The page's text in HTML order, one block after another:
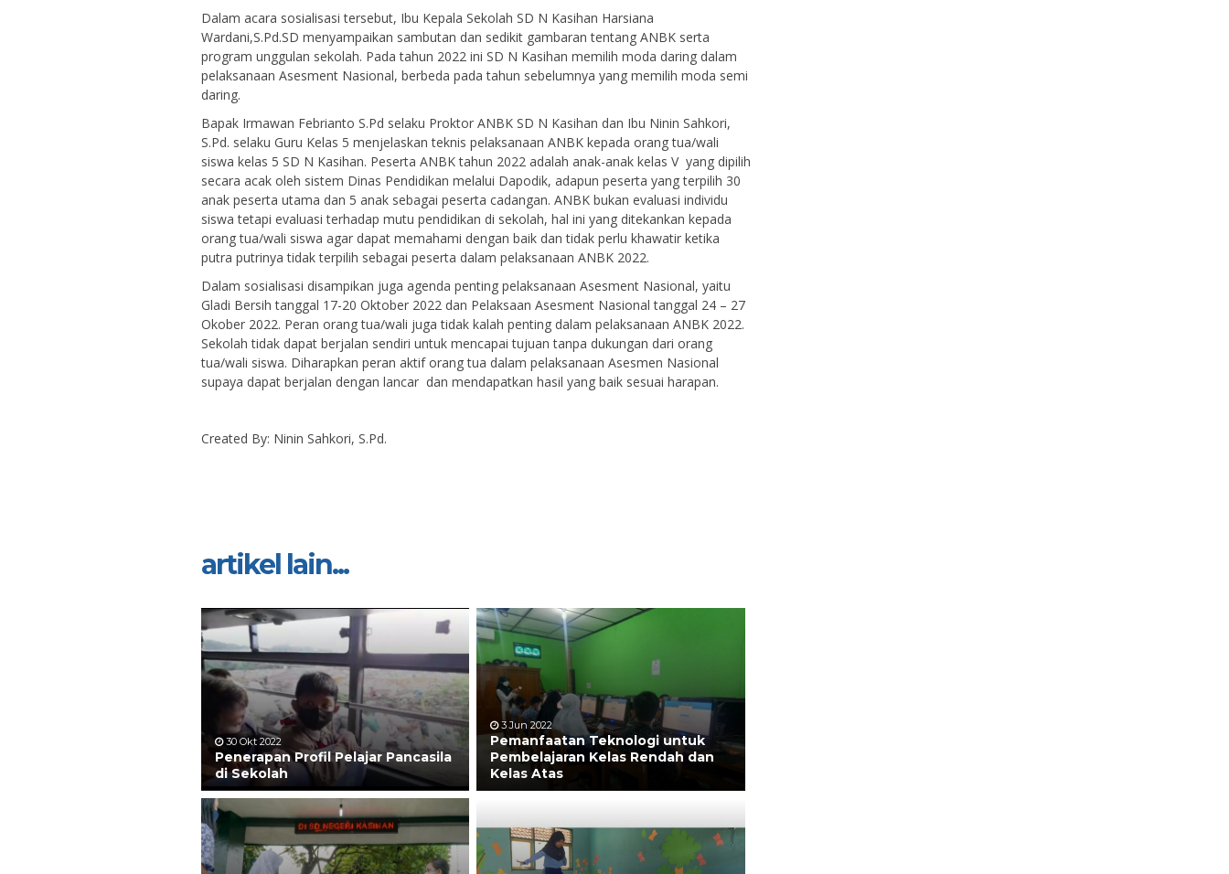
Dalam acara sosialisasi tersebut, Ibu Kepala Sekolah SD N Kasihan Harsiana
Wardani,S.Pd.SD menyampaikan sambutan dan sedikit gambaran tentang ANBK serta
program unggulan sekolah. Pada tahun 2022 ini SD N Kasihan memilih moda daring dalam
pelaksanaan Asesment Nasional, berbeda pada tahun sebelumnya yang memilih moda semi
daring.
Bapak Irmawan Febrianto S.Pd selaku Proktor ANBK SD N Kasihan dan Ibu Ninin Sahkori,
S.Pd. selaku Guru Kelas 5 menjelaskan teknis pelaksanaan ANBK kepada orang tua/wali
siswa kelas 5 SD N Kasihan. Peserta ANBK tahun 2022 adalah anak-anak kelas V yang dipilih
secara acak oleh sistem Dinas Pendidikan melalui Dapodik, adapun peserta yang terpilih 30
anak peserta utama dan 5 anak sebagai peserta cadangan. ANBK bukan evaluasi individu
siswa tetapi evaluasi terhadap mutu pendidikan di sekolah, hal ini yang ditekankan kepada
orang tua/wali siswa agar dapat memahami dengan baik dan tidak perlu khawatir ketika
putra putrinya tidak terpilih sebagai peserta dalam pelaksanaan ANBK 2022.
Dalam sosialisasi disampikan juga agenda penting pelaksanaan Asesment Nasional, yaitu
Gladi Bersih tanggal 17-20 Oktober 2022 dan Pelaksaan Asesment Nasional tanggal 24 – 27
Okober 2022. Peran orang tua/wali juga tidak kalah penting dalam pelaksanaan ANBK 2022.
Sekolah tidak dapat berjalan sendiri untuk mencapai tujuan tanpa dukungan dari orang
tua/wali siswa. Diharapkan peran aktif orang tua dalam pelaksanaan Asesmen Nasional
supaya dapat berjalan dengan lancar dan mendapatkan hasil yang baik sesuai harapan.
Created By: Ninin Sahkori, S.Pd.
artikel lain...
30 Okt 2022
Penerapan Profil Pelajar Pancasila
di Sekolah
3 Jun 2022
Pemanfaatan Teknologi untuk
Pembelajaran Kelas Rendah dan
Kelas Atas